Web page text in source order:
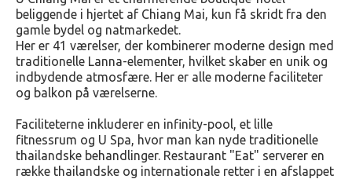
beliggende i hjertet af Chiang Mai, kun få skridt fra den
gamle bydel og natmarkedet.
Her er 41 værelser, der kombinerer moderne design med
traditionelle Lanna-elementer, hvilket skaber en unik og
indbydende atmosfære. Her er alle moderne faciliteter
og balkon på værelserne.
Faciliteterne inkluderer en infinity-pool, et lille
fitnessrum og U Spa, hvor man kan nyde traditionelle
thailandske behandlinger. Restaurant "Eat" serverer en
række thailandske og internationale retter i en afslappet